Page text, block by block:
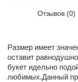
Отзывов (0)
Размер имеет
оставит
букет идельно
любимых.Данный